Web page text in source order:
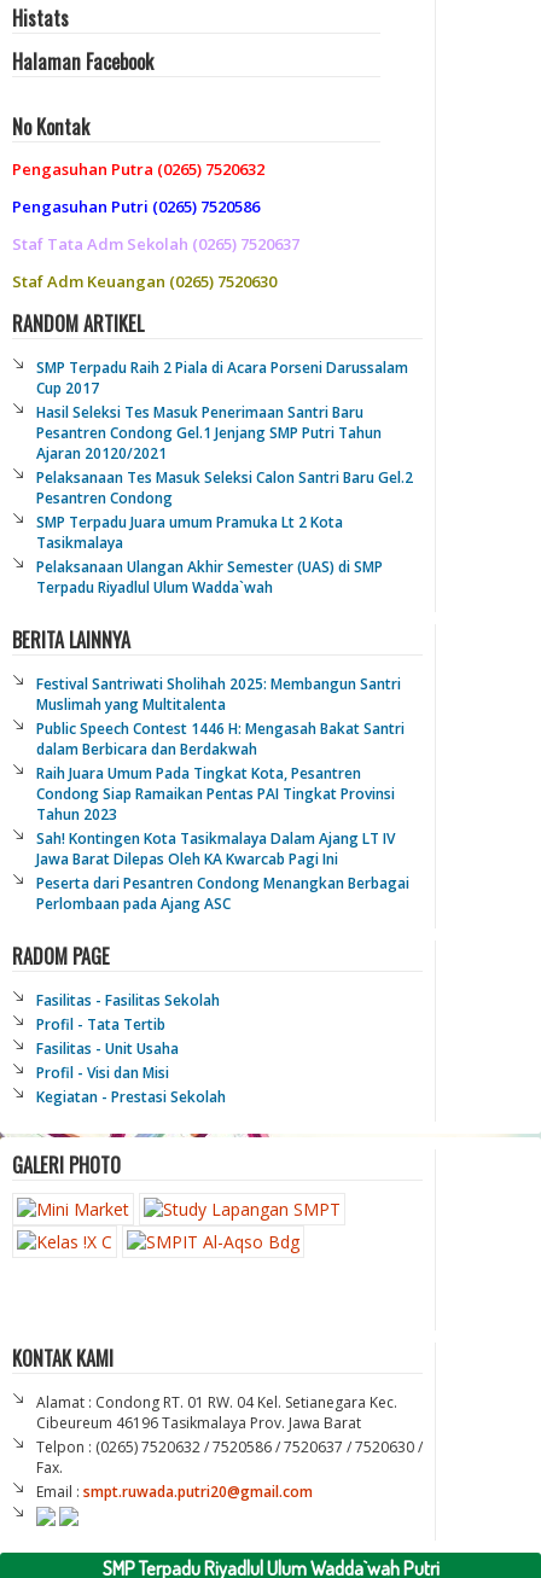
Histats
Halaman Facebook
No Kontak
Pengasuhan Putra (0265) 7520632
Pengasuhan Putri (0265) 7520586
Staf Tata Adm Sekolah (0265) 7520637
Staf Adm Keuangan (0265) 7520630
RANDOM ARTIKEL
SMP Terpadu Raih 2 Piala di Acara Porseni Darussalam
Cup 2017
Hasil Seleksi Tes Masuk Penerimaan Santri Baru
Pesantren Condong Gel.1 Jenjang SMP Putri Tahun
Ajaran 20120/2021
Pelaksanaan Tes Masuk Seleksi Calon Santri Baru Gel.2
Pesantren Condong
SMP Terpadu Juara umum Pramuka Lt 2 Kota
Tasikmalaya
Pelaksanaan Ulangan Akhir Semester (UAS) di SMP
Terpadu Riyadlul Ulum Wadda`wah
BERITA LAINNYA
Festival Santriwati Sholihah 2025: Membangun Santri
Muslimah yang Multitalenta
Public Speech Contest 1446 H: Mengasah Bakat Santri
dalam Berbicara dan Berdakwah
Raih Juara Umum Pada Tingkat Kota, Pesantren
Condong Siap Ramaikan Pentas PAI Tingkat Provinsi
Tahun 2023
Sah! Kontingen Kota Tasikmalaya Dalam Ajang LT IV
Jawa Barat Dilepas Oleh KA Kwarcab Pagi Ini
Peserta dari Pesantren Condong Menangkan Berbagai
Perlombaan pada Ajang ASC
RADOM PAGE
Fasilitas - Fasilitas Sekolah
Profil - Tata Tertib
Fasilitas - Unit Usaha
Profil - Visi dan Misi
Kegiatan - Prestasi Sekolah
GALERI PHOTO
KONTAK KAMI
Alamat : Condong RT. 01 RW. 04 Kel. Setianegara Kec.
Cibeureum 46196 Tasikmalaya Prov. Jawa Barat
Telpon : (0265) 7520632 / 7520586 / 7520637 / 7520630 /
Fax.
Email : smpt.ruwada.putri20@gmail.com
SMP Terpadu Riyadlul Ulum Wadda`wah Putri